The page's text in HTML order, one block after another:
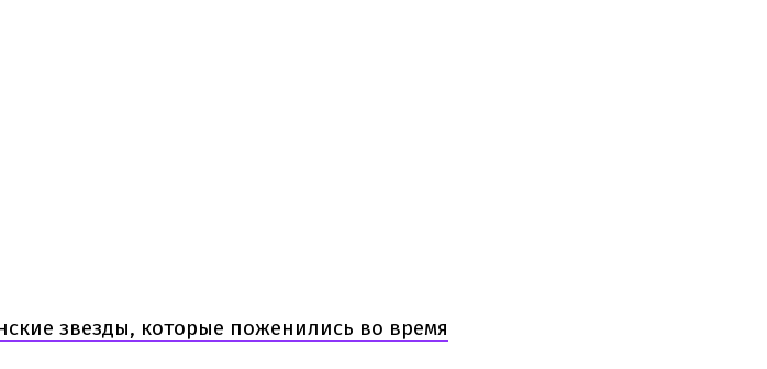
звезды, которые поженились во время